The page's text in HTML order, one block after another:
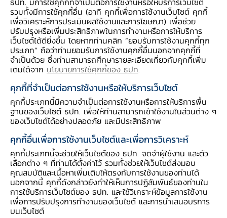
รายละเอียด คลังข้อมูล
สรุปสาระสำคัญ
ธนาคารแห่งประเทศไทย (ธปท.) ขอเชิญร่วม
แสดงความคิดเห็นและให้ข้อเสนอแนะต่อประกาศ
ของคณะปฏิวัติ ฉบับที่ 58 และกฎหมายลำดับ
รองที่เกี่ยวข้องที่ใช้บังคับในปัจจุบันในส่วนที่อยู่
ภายใต้อำนาจและหน้าที่ของกระทรวงการคลัง
เพื่อประกอบการพิจารณาประเมินผลสัมฤทธิ์ของ
กฎหมายดังกล่าว ตามแนวทางของพระราช
บัญญัติหลักเกณฑ์การจัดทำร่างกฎหมายและการ
ประเมินผลสัมฤทธิ์ของกฎหมาย พ.ศ. 2562 ผ่าน
เว็บไซต์ของ ธปท. หรือเว็บไซต์ระบบกลางทาง
รวมทั้งมีการใช้คุกกี้อื่น (อาทิ คุกกี้เพื่อการใช้งานเว็บไซต์ คุกกี้
เพื่อวิเคราะห์การประเมินผลใช้งานและการโฆษณา) เพื่อช่วย
ปรับปรุงหรือเพิ่มประสิทธิภาพในการทำงานหรือการให้บริการ
เว็บไซต์ได้ดียิ่งขึ้น โดยหากท่านคลิก “ยอมรับการใช้งานคุกกี้ทุก
ประเภท” ถือว่าท่านยอมรับการใช้งานคุกกี้อื่นนอกจากคุกกี้ที่
จำเป็นด้วย ซึ่งท่านสามารถศึกษารายละเอียดเกี่ยวกับคุกกี้เพิ่ม
เติมได้จาก นโยบายการใช้คุกกี้ของ ธปท.
คุกกี้ที่จำเป็นต่อการใช้งานหรือให้บริการเว็บไซต์
คุกกี้ประเภทนี้มีความจำเป็นต่อการใช้งานหรือการให้บริการพื้น
ฐานของเว็บไซต์ ธปท. เพื่อให้ท่านสามารถเข้าใช้งานในส่วนต่าง ๆ
ของเว็บไซต์ได้อย่างปลอดภัย และมีประสิทธิภาพ
คุกกี้อื่นเพื่อการใช้งานเว็บไซต์และเพื่อการวิเคราะห์
คุกกี้ประเภทนี้จะช่วยให้เว็บไซต์ของ ธปท. จดจำผู้ใช้งาน และตัว
เลือกต่าง ๆ ที่ท่านได้ตั้งค่าไว้ รวมทั้งช่วยให้เว็บไซต์ส่งมอบ
คุณสมบัติและเนื้อหาเพิ่มเติมให้ตรงกับการใช้งานของท่านได้
นอกจากนี้ คุกกี้ดังกล่าวยังทำให้เห็นการปฏิสัมพันธ์ของท่านใน
การใช้บริการเว็บไซต์ของ ธปท. และใช้วิเคราะห์ข้อมูลการใช้งาน
เพื่อการปรับปรุงการทำงานของเว็บไซต์ และการนำเสนอบริการ
บนเว็บไซต์